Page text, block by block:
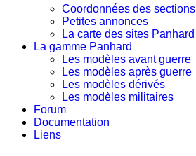
Coordonnées des sections
Petites annonces
La carte des sites Panhard
La gamme Panhard
Les modèles avant guerre
Les modèles après guerre
Les modèles dérivés
Les modèles militaires
Forum
Documentation
Liens